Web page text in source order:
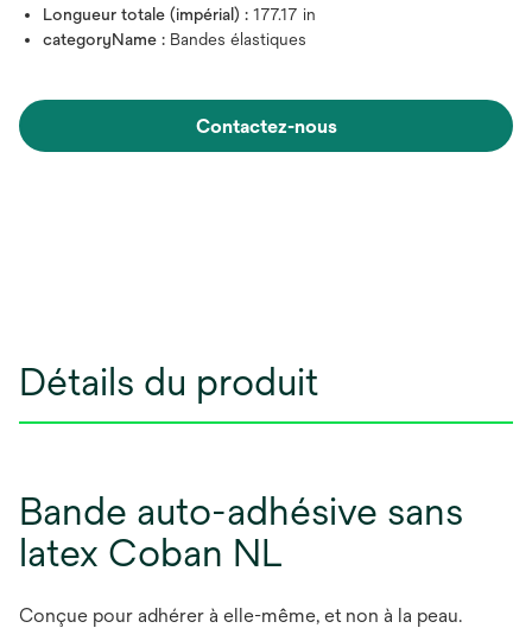
Longueur totale (impérial) : 177.17 in
categoryName : Bandes élastiques
Contactez-nous
Détails du produit
Bande auto-adhésive sans
latex Coban NL
Conçue pour adhérer à elle-même, et non à la peau.